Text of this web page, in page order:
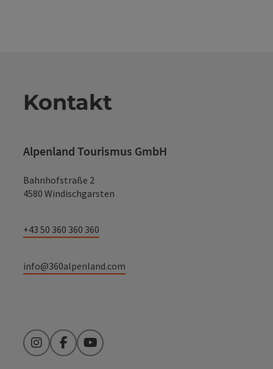
Kontakt
Alpenland Tourismus GmbH
Bahnhofstraße 2
4580 Windischgarsten
+43 50 360 360 360
info@360alpenland.com
InstagramFacebookYouTube